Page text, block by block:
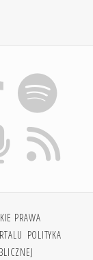
PRAWA
POLITYKA